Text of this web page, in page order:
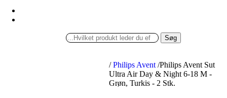
Søg
/ Philips Avent /Philips Avent Sut
Ultra Air Day & Night 6-18 M -
Grøn, Turkis - 2 Stk.